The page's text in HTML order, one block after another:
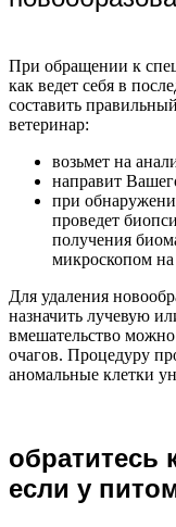
При обращении к
как ведет себя в
составить
ветеринар:
возьмет на
направит
при
проведет
получения
микроскопом
Для удаления
назначить лучевую
вмешательство
очагов. Процедуру
аномальные клетки
обратитесь
если у